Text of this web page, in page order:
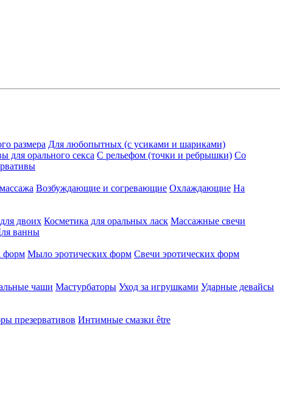
размера Для любопытных (с усиками и шариками)
для орального секса С рельефом (точки и ребрышки) Со
Возбуждающие и согревающие Охлаждающие На
двоих Косметика для оральных ласк Массажные свечи
ванны
форм Мыло эротических форм Свечи эротических форм
чаши Мастурбаторы Уход за игрушками Ударные девайсы
презервативов Интимные смазки être